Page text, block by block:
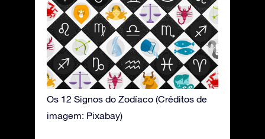
Os 12 Signos do Zodíaco (Créditos de
imagem: Pixabay)